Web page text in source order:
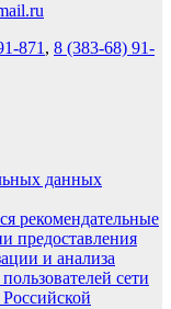
871 , 8 (383-68) 91-
данных
рекомендательные
предоставления
и анализа
сети